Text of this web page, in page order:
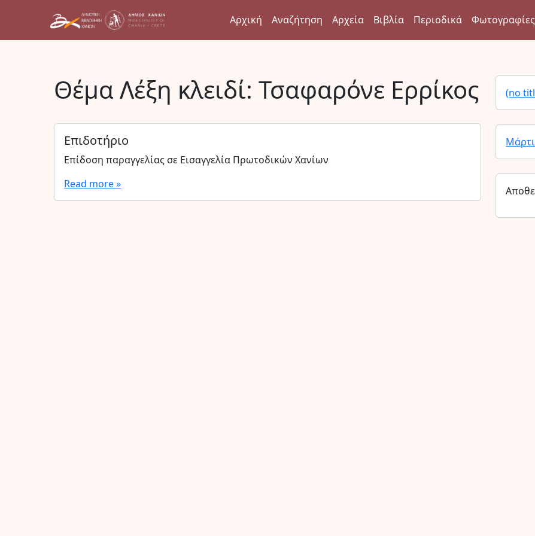
Αρχική Αναζήτηση Αρχεία Βιβλία Περιοδικά Φωτογραφίες
Θέμα Λέξη κλειδί:Τσαφαρόνε Ερρίκος
Επιδοτήριο
Επίδοση παραγγελίας σε Εισαγγελία Πρωτοδικών Χανίων
Read more »
(no